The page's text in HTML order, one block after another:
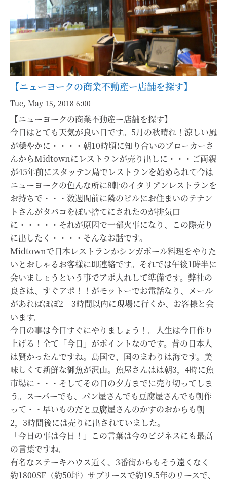
【ニューヨークの商業不動産ー店舗を探す】
Tue, May 15, 2018 6:00
【ニューヨークの商業不動産ー店舗を探す】
今日はとても天気が良い日です。5月の秋晴れ！涼しい風
が穏やかに・・・・朝10時頃に知り合いのブローカーさ
んからMidtownにレストランが売り出しに・・・ご両親
が45年前にスタッテン島でレストランを始められて今は
ニューヨークの色んな所に8軒のイタリアンレストランを
お持ちで・・・数週間前に隣のビルにお住まいのテナン
トさんがタバコをぽい捨てにされたのが排気口
に・・・・・それが原因で一部火事になり、この際売り
に出したく・・・・そんなお話です。
Midtownで日本レストランかシンガポール料理をやりた
いとおしゃるお客様に即連絡です。それでは午後1時半に
会いましょうという事でアポ入れして準備です。弊社の
良さは、すぐアポ！！がモットーでお電話なり、メール
があればほぼ2－3時間以内に現場に行くか、お客様と会
います。
今日の事は今日すぐにやりましょう！。人生は今日作り
上げる！全て「今日」がポイントなのです。昔の日本人
は賢かったんですね。島国で、国のまわりは海です。美
味しくて新鮮な御魚が沢山。魚屋さんはは朝3，4時に魚
市場に・・・そしてその日の夕方までに売り切ってしま
う。スーパーでも、パン屋さんでも豆腐屋さんでも朝作
って・・早いものだと豆腐屋さんのかすのおからも朝
2，3時間後には売りに出されていました。
「今日の事は今日！」この言葉は今のビジネスにも最高
の言葉ですね。
有名なステーキハウス近く、3番街からもそう遠くなく
約1800SF（約50坪）サブリースで約19.5年のリースで、